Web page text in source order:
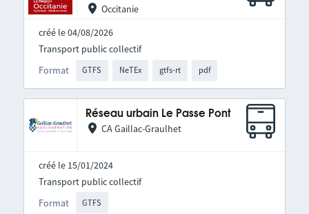
Occitanie
créé le 04/08/2026
Format GTFS NeTEx gtfs-rt pdf
Transport public collectif
Réseau urbain Le Passe Pont
CA Gaillac-Graulhet
créé le 15/01/2024
Format GTFS
Transport public collectif